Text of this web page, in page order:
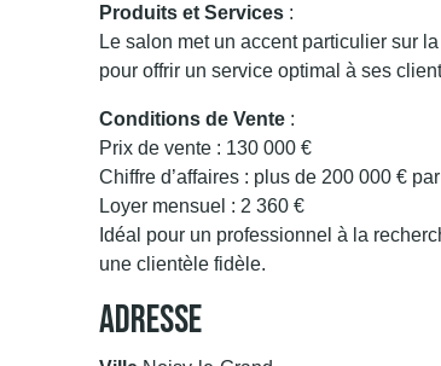
Produits et Services :
Le salon met un accent particulier sur
pour offrir un service optimal à ses
Conditions de Vente :
Prix de vente : 130 000 €
Chiffre d’affaires : plus de 200 000 €
Loyer mensuel : 2 360 €
Idéal pour un professionnel à la
une clientèle fidèle.
Adresse